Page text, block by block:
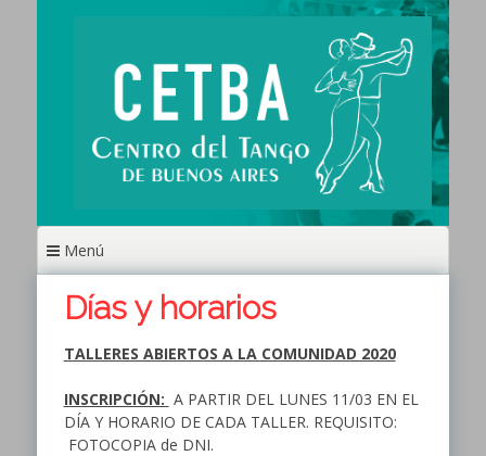
Menú
Días y horarios
TALLERES ABIERTOS A LA COMUNIDAD 2020
INSCRIPCIÓN: A PARTIR DEL LUNES 11/03 EN EL
DÍA Y HORARIO DE CADA TALLER. REQUISITO:
FOTOCOPIA de DNI.